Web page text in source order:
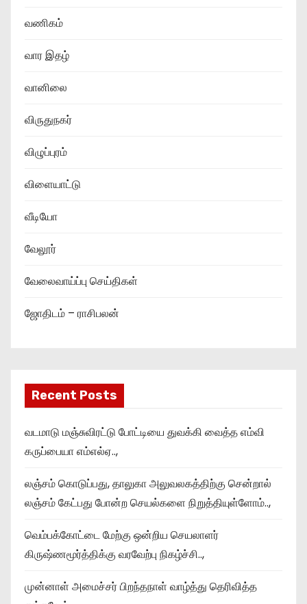
வணிகம்
வார இதழ்
வானிலை
விருதுநகர்
விழுப்புரம்
விளையாட்டு
வீடியோ
வேலூர்
வேலைவாய்ப்பு செய்திகள்
ஜோதிடம் – ராசிபலன்
Recent Posts
வடமாடு மஞ்சுவிரட்டு போட்டியை துவக்கி வைத்த எம்வி
கருப்பையா எம்எல்ஏ..,
லஞ்சம் கொடுப்பது, தாலுகா அலுவலகத்திற்கு சென்றால்
லஞ்சம் கேட்பது போன்ற செயல்களை நிறுத்தியுள்ளோம்..,
வெம்பக்கோட்டை மேற்கு ஒன்றிய செயலாளர்
கிருஷ்ணமூர்த்திக்கு வரவேற்பு நிகழ்ச்சி..,
முன்னாள் அமைச்சர் பிறந்தநாள் வாழ்த்து தெரிவித்த